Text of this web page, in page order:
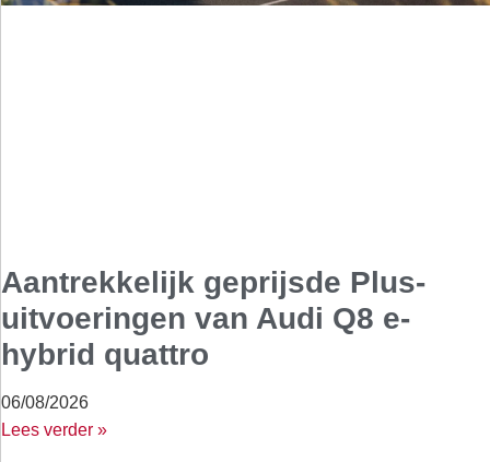
Aantrekkelijk geprijsde Plus-
uitvoeringen van Audi Q8 e-
hybrid quattro
06/08/2026
Lees verder »